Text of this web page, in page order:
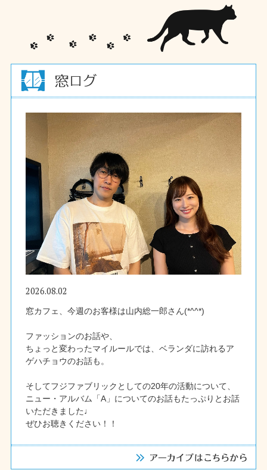
2026.08.02
窓カフェ、今週のお客様は山内総一郎さん(*^^*)
ファッションのお話や、
ちょっと変わったマイルールでは、ベランダに訪れるア
ゲハチョウのお話も。
そしてフジファブリックとしての20年の活動について、
ニュー・アルバム「A」についてのお話もたっぷりとお話
いただきました♩
ぜひお聴きください！！